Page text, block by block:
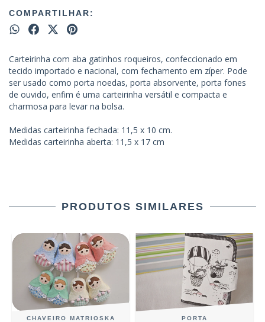
COMPARTILHAR:
Carteirinha com aba gatinhos roqueiros, confeccionado em
tecido importado e nacional, com fechamento em zíper. Pode
ser usado como porta noedas, porta absorvente, porta fones
de ouvido, enfim é uma carteirinha versátil e compacta e
charmosa para levar na bolsa.
Medidas carteirinha fechada: 11,5 x 10 cm.
Medidas carteirinha aberta: 11,5 x 17 cm
PRODUTOS SIMILARES
CHAVEIRO MATRIOSKA
PORTA